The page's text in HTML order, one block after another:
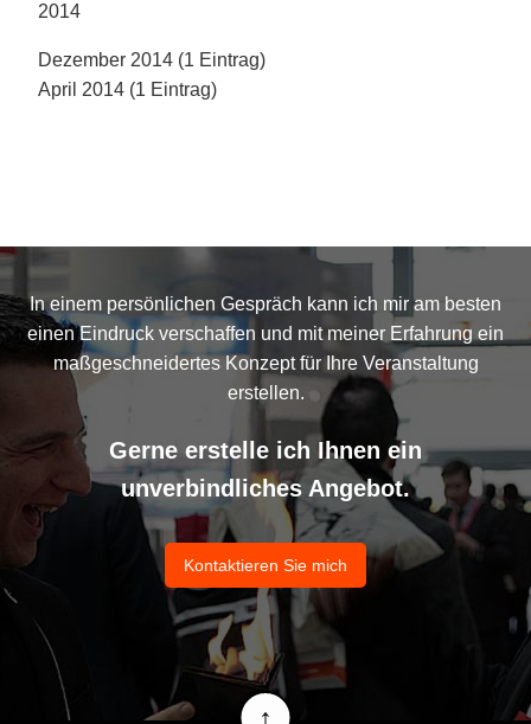
2014
Dezember 2014 (1 Eintrag)
April 2014 (1 Eintrag)
In einem persönlichen Gespräch kann ich mir am besten
einen Eindruck verschaffen und mit meiner Erfahrung ein
maßgeschneidertes Konzept für Ihre Veranstaltung
erstellen.
Gerne erstelle ich Ihnen ein
unverbindliches Angebot.
Kontaktieren Sie mich
↑